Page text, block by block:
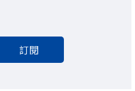
訂閱